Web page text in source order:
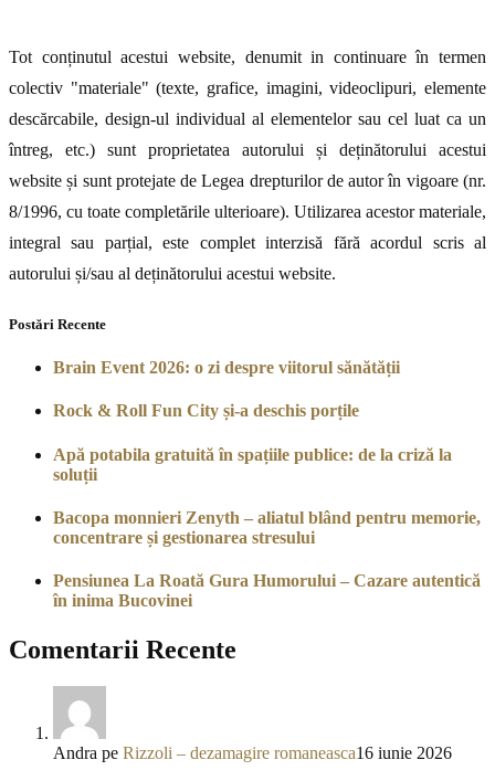
Tot conținutul acestui website, denumit in continuare în termen
colectiv "materiale" (texte, grafice, imagini, videoclipuri, elemente
descărcabile, design-ul individual al elementelor sau cel luat ca un
întreg, etc.) sunt proprietatea autorului și deținătorului acestui
website și sunt protejate de Legea drepturilor de autor în vigoare (nr.
8/1996, cu toate completările ulterioare). Utilizarea acestor materiale,
integral sau parțial, este complet interzisă fără acordul scris al
autorului și/sau al deținătorului acestui website.
Postări Recente
Brain Event 2026: o zi despre viitorul sănătății
Rock & Roll Fun City și-a deschis porțile
Apă potabila gratuită în spațiile publice: de la criză la
soluții
Bacopa monnieri Zenyth – aliatul blând pentru memorie,
concentrare și gestionarea stresului
Pensiunea La Roată Gura Humorului – Cazare autentică
în inima Bucovinei
Comentarii Recente
Andra pe Rizzoli – dezamagire romaneasca16 iunie 2026